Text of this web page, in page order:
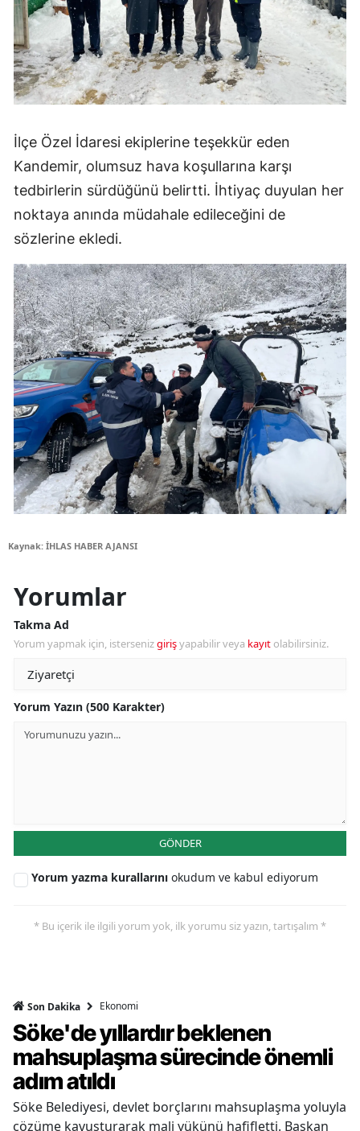
İlçe Özel İdaresi ekiplerine teşekkür eden
Kandemir, olumsuz hava koşullarına karşı
tedbirlerin sürdüğünü belirtti. İhtiyaç duyulan her
noktaya anında müdahale edileceğini de
sözlerine ekledi.
Kaynak: İHLAS HABER AJANSI
Yorumlar
Takma Ad
Yorum yapmak için, istersenizgirişyapabilir veya kayıt olabilirsiniz.
Yorum Yazın (500 Karakter)
GÖNDER
Yorum yazma kurallarını okudum ve kabul ediyorum
* Bu içerik ile ilgili yorum yok, ilk yorumu siz yazın, tartışalım *
Son Dakika Ekonomi
Söke'de yıllardır beklenen
mahsuplaşma sürecinde önemli
adım atıldı
Söke Belediyesi, devlet borçlarını mahsuplaşma yoluyla
çözüme kavuşturarak mali yükünü hafifletti. Başkan